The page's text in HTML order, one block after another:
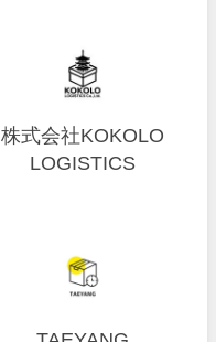
株式会社KOKOLO
LOGISTICS